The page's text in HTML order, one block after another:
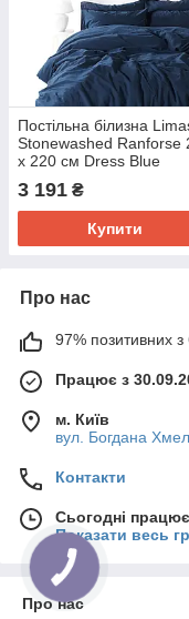
Постільна білизна
Stonewashed Ranforse
х 220 см Dress Blue
3 191 ₴
Купити
Про нас
97% позитивних з
Працює з
м. Київ
вул. Богдана
Контакти
Сьогодні
Показати весь
Про нас